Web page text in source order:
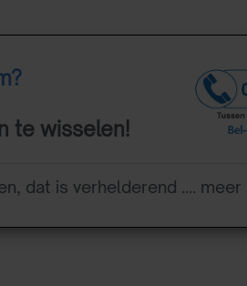
te wisselen!
dat is verhelderend .... meer